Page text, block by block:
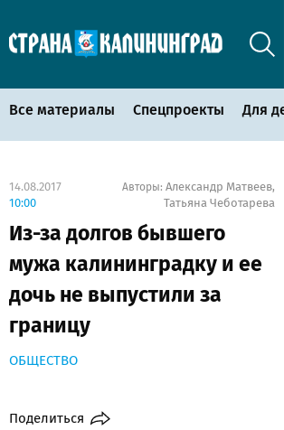
Все материалы Спецпроекты Для
14.08.2017
10:00
Авторы: Александр Матвеев,
Татьяна Чеботарева
Из-за долгов бывшего
мужа калининградку и ее
дочь не выпустили за
границу
ОБЩЕСТВО
Поделиться